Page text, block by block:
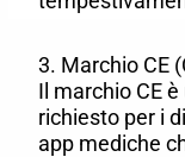
3. Marchio CE
Il marchio CE
richiesto per i
app mediche